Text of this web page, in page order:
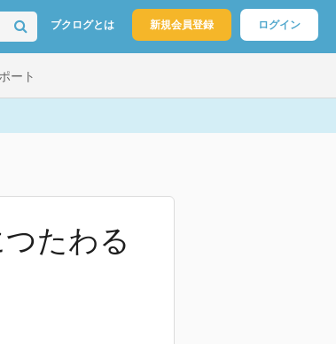
ブクログとは 新規会員登録 ログイン
ート
たわる